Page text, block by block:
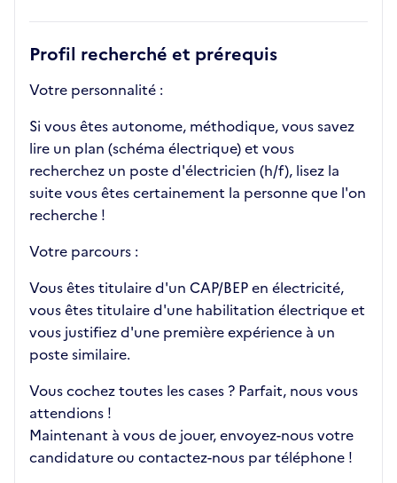
Profil recherché et prérequis
Votre personnalité :
Si vous êtes autonome, méthodique, vous savez
lire un plan (schéma électrique) et vous
recherchez un poste d'électricien (h/f), lisez la
suite vous êtes certainement la personne que l'on
recherche !
Votre parcours :
Vous êtes titulaire d'un CAP/BEP en électricité,
vous êtes titulaire d'une habilitation électrique et
vous justifiez d'une première expérience à un
poste similaire.
Vous cochez toutes les cases ? Parfait, nous vous
attendions !
Maintenant à vous de jouer, envoyez-nous votre
candidature ou contactez-nous par téléphone !